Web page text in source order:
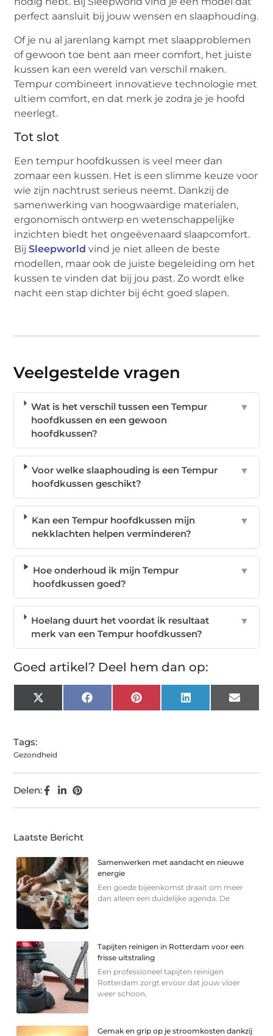
perfect aansluit bij jouw wensen en slaaphouding.
Of je nu al jarenlang kampt met slaapproblemen
of gewoon toe bent aan meer comfort, het juiste
kussen kan een wereld van verschil maken.
Tempur combineert innovatieve technologie met
ultiem comfort, en dat merk je zodra je je hoofd
neerlegt.
Tot slot
Een tempur hoofdkussen is veel meer dan
zomaar een kussen. Het is een slimme keuze voor
wie zijn nachtrust serieus neemt. Dankzij de
samenwerking van hoogwaardige materialen,
ergonomisch ontwerp en wetenschappelijke
inzichten biedt het ongeëvenaard slaapcomfort.
BijSleepworld vind je niet alleen de beste
modellen, maar ook de juiste begeleiding om het
kussen te vinden dat bij jou past. Zo wordt elke
nacht een stap dichter bij écht goed slapen.
Veelgestelde vragen
Wat is het verschil tussen een Tempur
hoofdkussen en een gewoon
hoofdkussen?
▼
Voor welke slaaphouding is een Tempur
hoofdkussen geschikt?
▼
Kan een Tempur hoofdkussen mijn
nekklachten helpen verminderen?
▼
Hoe onderhoud ik mijn Tempur
hoofdkussen goed?
▼
Hoelang duurt het voordat ik resultaat
merk van een Tempur hoofdkussen?
▼
Goed artikel? Deel hem dan op:
X
(Twitter)
FacebookPinterest LinkedIn Email
Tags:
Gezondheid
Delen:
Laatste Bericht
Samenwerken met aandacht en nieuwe
energie
Een goede bijeenkomst draait om meer
dan alleen een duidelijke agenda. De
Tapijten reinigen in Rotterdam voor een
frisse uitstraling
Een professioneel tapijten reinigen
Rotterdam zorgt ervoor dat jouw vloer
weer schoon,
Gemak en grip op je stroomkosten dankzij